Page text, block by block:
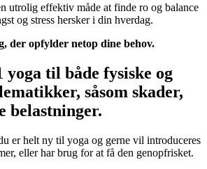
utrolig effektiv måde at finde ro og balance
og stress hersker i din hverdag.
der opfylder netop dine behov.
til både fysiske og
såsom skader,
belastninger.
er helt ny til yoga og gerne vil introduceres
eller har brug for at få den genopfrisket.